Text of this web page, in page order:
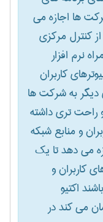
ها اجازه می
کنترل مرکزی
نرم افزار
کاربران
دیگر به شرکت ها
تری داشته
و منابع شبکه
می دهد تا یک
کاربران و
اکتیو
می کند در